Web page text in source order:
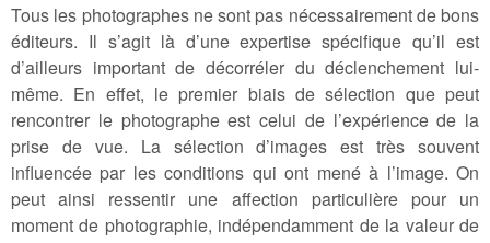
Tous les photographes ne sont pas nécessairement de bons
éditeurs. Il s’agit là d’une expertise spécifique qu’il est
d’ailleurs important de décorréler du déclenchement lui-
même. En effet, le premier biais de sélection que peut
rencontrer le photographe est celui de l’expérience de la
prise de vue. La sélection d’images est très souvent
influencée par les conditions qui ont mené à l’image. On
peut ainsi ressentir une affection particulière pour un
moment de photographie, indépendamment de la valeur de